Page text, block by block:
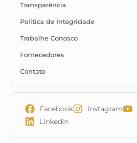
Transparência
Política de Integridade
Trabalhe Conosco
Fornecedores
Contato
Facebook Instagram
Linkedin